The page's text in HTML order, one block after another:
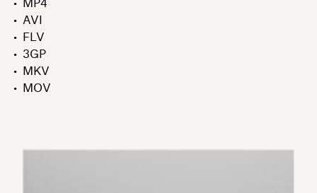
AVI
FLV
3GP
MKV
MOV